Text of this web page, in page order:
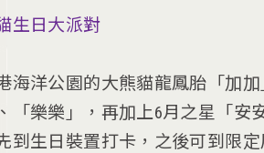
生日大派對
海洋公園的大熊貓龍鳳胎「加
「樂樂」，再加上6月之星「安
到生日裝置打卡，之後可到限